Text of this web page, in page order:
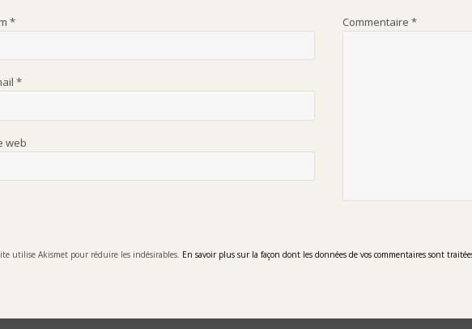
Commentaire*
*
*
web
utilise Akismet pour réduire les indésirables. En savoir plus sur la façon dont les données de vos commentaires sont